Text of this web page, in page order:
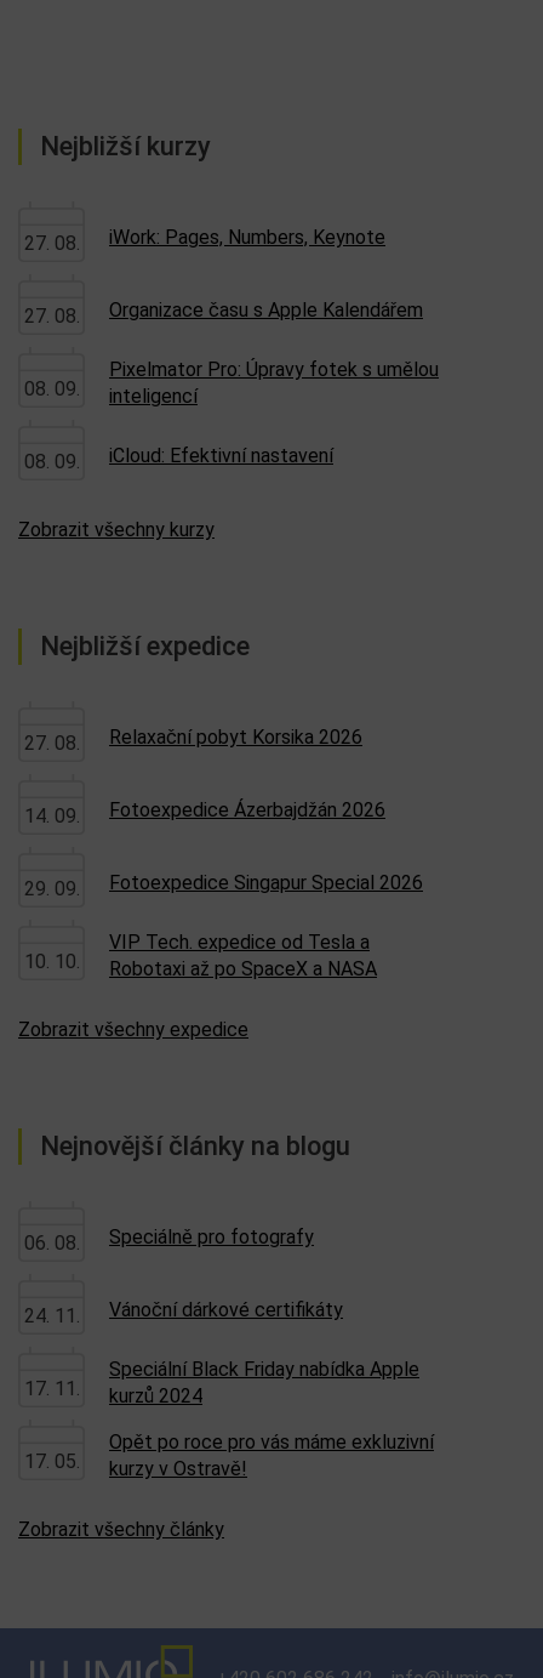
Nejbližší kurzy
27. 08. iWork: Pages, Numbers, Keynote
27. 08. Organizace času s Apple Kalendářem
08. 09.
Pixelmator Pro: Úpravy fotek s umělou
inteligencí
08. 09. iCloud: Efektivní nastavení
Zobrazit všechny kurzy
Nejbližší expedice
27. 08. Relaxační pobyt Korsika 2026
14. 09. Fotoexpedice Ázerbajdžán 2026
29. 09. Fotoexpedice Singapur Special 2026
10. 10.
VIP Tech. expedice od Tesla a
Robotaxi až po SpaceX a NASA
Zobrazit všechny expedice
Nejnovější články na blogu
06. 08. Speciálně pro fotografy
24. 11. Vánoční dárkové certifikáty
17. 11.
Speciální Black Friday nabídka Apple
kurzů 2024
17. 05.
Opět po roce pro vás máme exkluzivní
kurzy v Ostravě!
Zobrazit všechny články